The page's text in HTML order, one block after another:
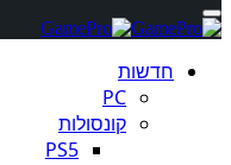
חדשות
PC
קונסולות
PS5